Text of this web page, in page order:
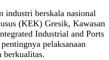
industri berskala nasional
(KEK) Gresik, Kawasan
Industrial and Ports
pelaksanaan
berkualitas.